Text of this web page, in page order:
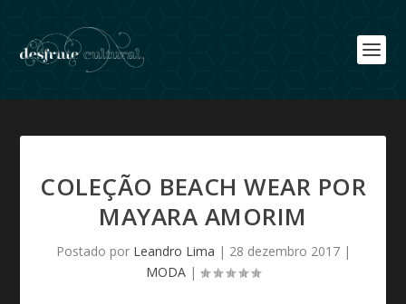
COLEÇÃO BEACH WEAR POR
MAYARA AMORIM
Postado por Leandro Lima | 28 dezembro 2017|
MODA |